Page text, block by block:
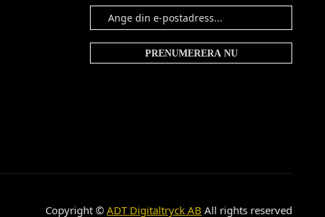
Copyright © ADT Digitaltryck AB All rights reserved